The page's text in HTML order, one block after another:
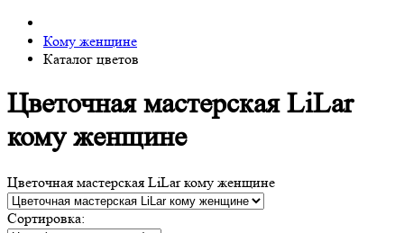
Кому женщине
Каталог цветов
Цветочная мастерская LiLar
кому женщине
Цветочная мастерская LiLar кому женщине
Сортировка: